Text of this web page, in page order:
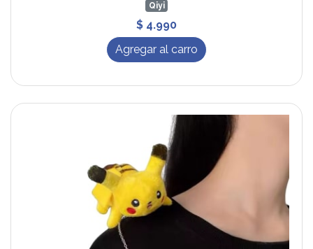
Qiyi
$ 4.990
Agregar al carro